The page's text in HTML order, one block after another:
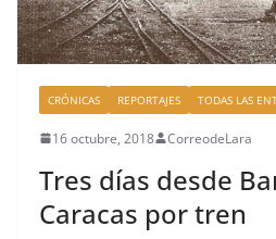
CRÓNICAS REPORTAJES TODAS LAS
16 octubre, 2018 CorreodeLara
Tres días desde
Caracas por tren